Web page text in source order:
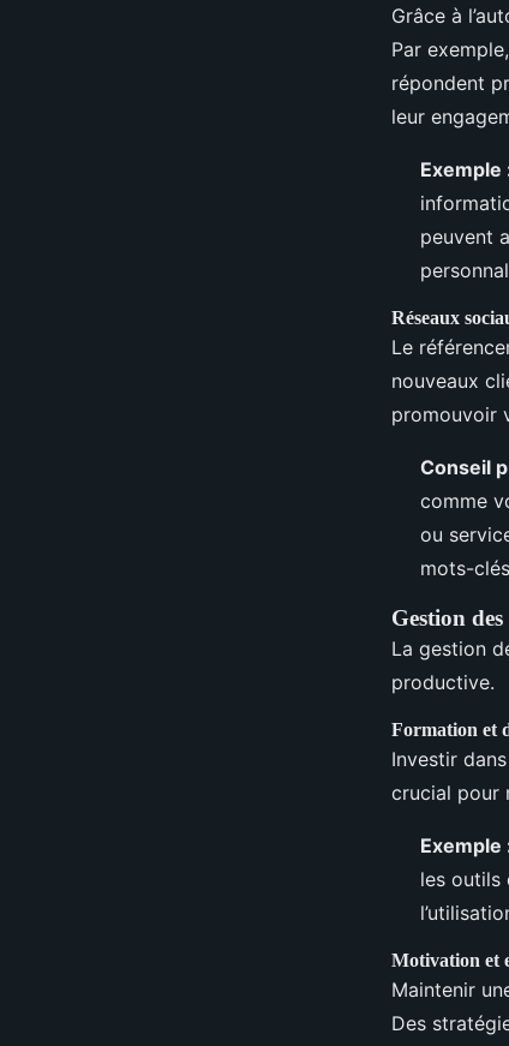
Grâce à
Par
répondent
leur
Exemple
peuvent
Réseaux
Le
nouveaux
promouvoir
Conseil
comme
ou
mots-
Gestion
La gestion
productive.
Formation et
Investir
crucial pour
Exemple
les outils
Motivation et
Maintenir
Des